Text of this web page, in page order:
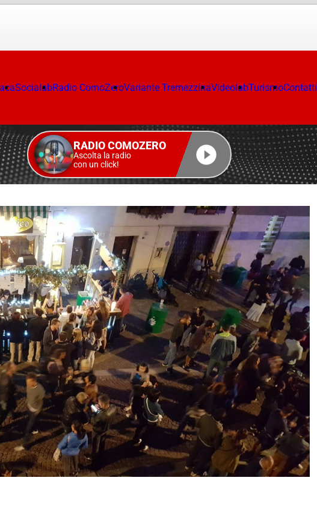
SocialabRadio ComoZeroVariante TremezzinaVideolabTurismoContatti
RADIO COMOZERO
Ascolta la radio
con un click!